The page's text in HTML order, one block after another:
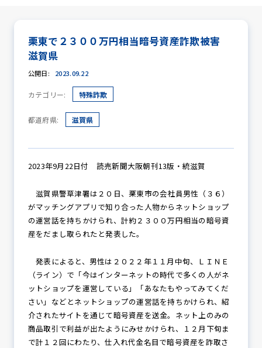
防犯活動ニュース
防犯パトロール
防犯セミナー
防犯協力会について
栗東で２３００万円相当暗号資産詐欺被害
滋賀県
公開日: 2023.09.22
カテゴリー: 特殊詐欺
都道府県: 滋賀県
2023年9月22日付 読売新聞大阪朝刊13版・統滋賀
滋賀県警草津署は２０日、栗東市の会社員男性（３６）
がマッチングアプリで知り合った人物からネットショップ
の運営話を持ちかけられ、計約２３００万円相当の暗号資
産をだまし取られたと発表した。
発表によると、男性は２０２２年１１月中旬、ＬＩＮＥ
（ライン）で「今はインターネットの時代で多くの人がネ
ットショップを運営している」「あなたもやってみてくだ
さい」などとネットショップの運営話を持ちかけられ、紹
介されたサイトを通じて暗号資産を送金。ネット上のみの
商品取引で利益が出たようにみせかけられ、１２月下旬ま
で計１２回にわたり、仕入れ代金名目で暗号資産を詐取さ